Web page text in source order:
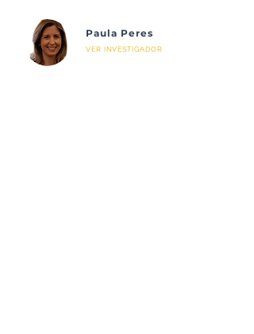
Paula Peres
VER INVESTIGADOR